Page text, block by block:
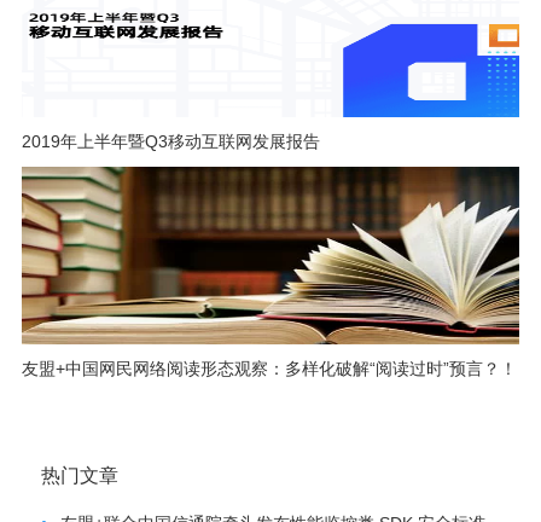
2019年上半年暨Q3移动互联网发展报告
友盟+中国网民网络阅读形态观察：多样化破解“阅读过时”预言？！
热门文章